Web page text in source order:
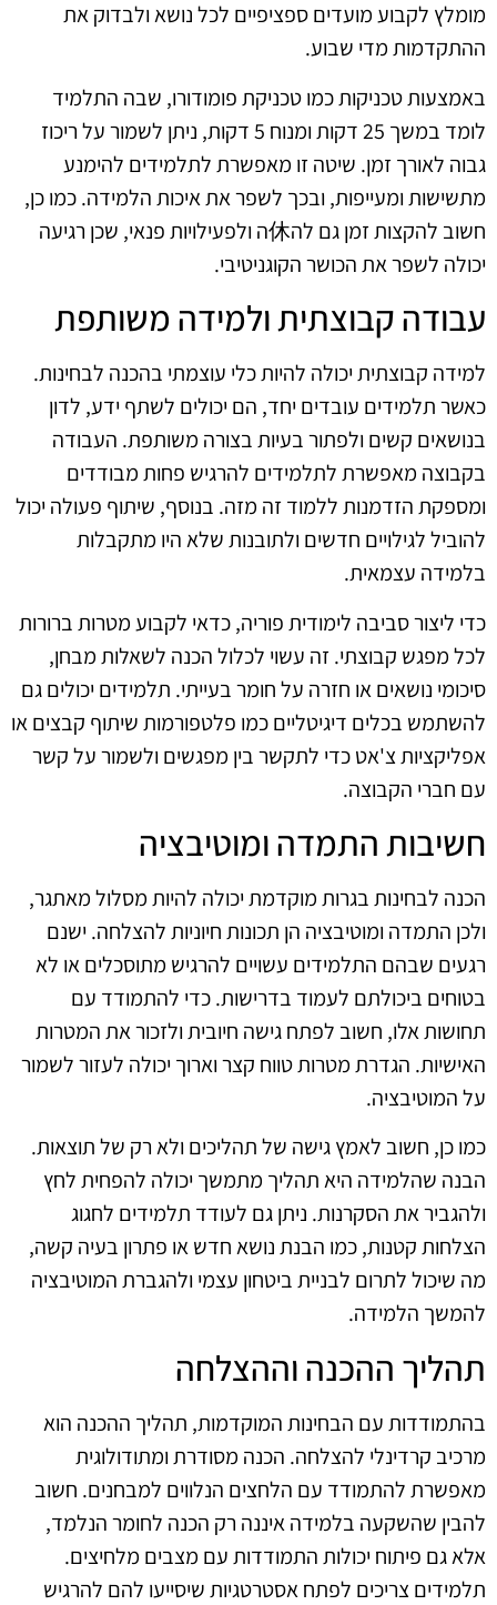
מומלץ לקבוע מועדים ספציפיים לכל נושא ולבדוק את
ההתקדמות מדי שבוע.
באמצעות טכניקות כמו טכניקת פומודורו, שבה התלמיד
לומד במשך 25 דקות ומנוח 5 דקות, ניתן לשמור על ריכוז
גבוה לאורך זמן. שיטה זו מאפשרת לתלמידים להימנע
מתשישות ומעייפות, ובכך לשפר את איכות הלמידה. כמו כן,
חשוב להקצות זמן גם לה休ה ולפעילויות פנאי, שכן רגיעה
יכולה לשפר את הכושר הקוגניטיבי.
עבודה קבוצתית ולמידה משותפת
למידה קבוצתית יכולה להיות כלי עוצמתי בהכנה לבחינות.
כאשר תלמידים עובדים יחד, הם יכולים לשתף ידע, לדון
בנושאים קשים ולפתור בעיות בצורה משותפת. העבודה
בקבוצה מאפשרת לתלמידים להרגיש פחות מבודדים
ומספקת הזדמנות ללמוד זה מזה. בנוסף, שיתוף פעולה יכול
להוביל לגילויים חדשים ולתובנות שלא היו מתקבלות
בלמידה עצמאית.
כדי ליצור סביבה לימודית פוריה, כדאי לקבוע מטרות ברורות
לכל מפגש קבוצתי. זה עשוי לכלול הכנה לשאלות מבחן,
סיכומי נושאים או חזרה על חומר בעייתי. תלמידים יכולים גם
להשתמש בכלים דיגיטליים כמו פלטפורמות שיתוף קבצים או
אפליקציות צ'אט כדי לתקשר בין מפגשים ולשמור על קשר
עם חברי הקבוצה.
חשיבות התמדה ומוטיבציה
הכנה לבחינות בגרות מוקדמת יכולה להיות מסלול מאתגר,
ולכן התמדה ומוטיבציה הן תכונות חיוניות להצלחה. ישנם
רגעים שבהם התלמידים עשויים להרגיש מתוסכלים או לא
בטוחים ביכולתם לעמוד בדרישות. כדי להתמודד עם
תחושות אלו, חשוב לפתח גישה חיובית ולזכור את המטרות
האישיות. הגדרת מטרות טווח קצר וארוך יכולה לעזור לשמור
על המוטיבציה.
כמו כן, חשוב לאמץ גישה של תהליכים ולא רק של תוצאות.
הבנה שהלמידה היא תהליך מתמשך יכולה להפחית לחץ
ולהגביר את הסקרנות. ניתן גם לעודד תלמידים לחגוג
הצלחות קטנות, כמו הבנת נושא חדש או פתרון בעיה קשה,
מה שיכול לתרום לבניית ביטחון עצמי ולהגברת המוטיבציה
להמשך הלמידה.
תהליך ההכנה וההצלחה
בהתמודדות עם הבחינות המוקדמות, תהליך ההכנה הוא
מרכיב קרדינלי להצלחה. הכנה מסודרת ומתודולוגית
מאפשרת להתמודד עם הלחצים הנלווים למבחנים. חשוב
להבין שהשקעה בלמידה איננה רק הכנה לחומר הנלמד,
אלא גם פיתוח יכולות התמודדות עם מצבים מלחיצים.
תלמידים צריכים לפתח אסטרטגיות שיסייעו להם להרגיש